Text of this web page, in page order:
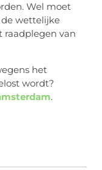
Wel moet
wettelijke
raadplegen van
het
wordt?
.